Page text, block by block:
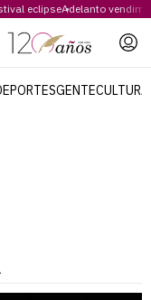
eclipseAdelanto
GENTECULTURA